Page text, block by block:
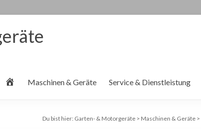
Maschinen & Geräte Service & Dienstleistung
Du bist hier: Garten- & Motorgeräte > Maschinen & Geräte >